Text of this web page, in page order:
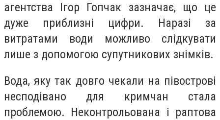
агентства Ігор Гопчак зазначає, що це
дуже приблизні цифри. Наразі за
витратами води можливо слідкувати
лише з допомогою супутникових знімків.
Вода, яку так довго чекали на півострові
несподівано для кримчан стала
проблемою. Неконтрольована і раптова